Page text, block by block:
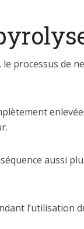
processus de
aussi
l’utilisation